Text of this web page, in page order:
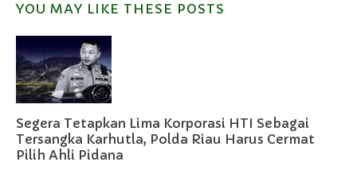
YOU MAY LIKE THESE POSTS
Segera Tetapkan Lima Korporasi HTI Sebagai
Tersangka Karhutla, Polda Riau Harus Cermat
Pilih Ahli Pidana